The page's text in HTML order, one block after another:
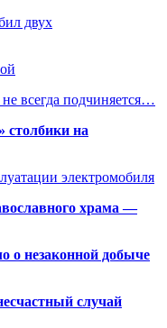
двух
всегда подчиняется…
столбики на
электромобиля
храма —
о незаконной добыче
случай